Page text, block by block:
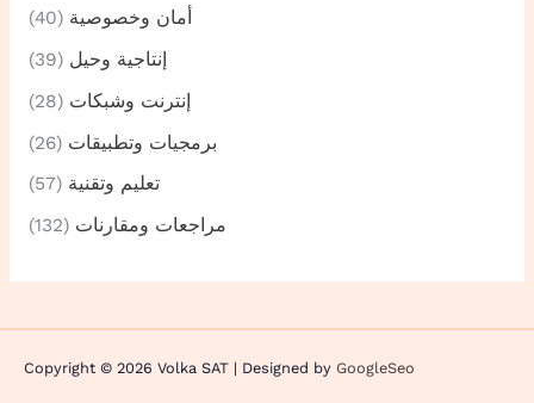
أمان وخصوصية (40)
إنتاجية وحيل (39)
إنترنت وشبكات (28)
برمجيات وتطبيقات (26)
تعليم وتقنية (57)
مراجعات ومقارنات (132)
Copyright © 2026 Volka SAT | Designed by GoogleSeo